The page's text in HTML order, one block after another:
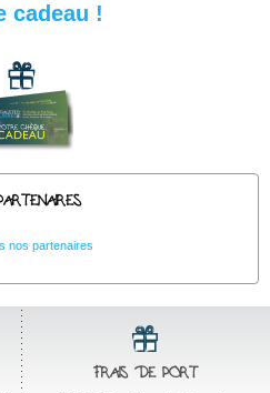
cadeau !
nos partenaires
FRAIS DE PORT